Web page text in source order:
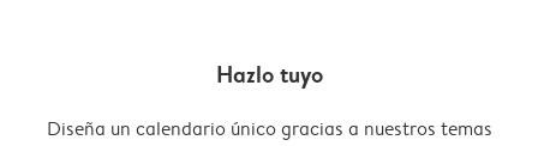
Hazlo tuyo
Diseña un calendario único gracias a nuestros temas